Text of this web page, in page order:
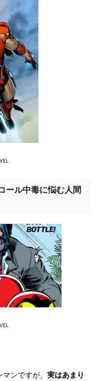
ール中毒に悩む人間
ンですが、 実はあまり